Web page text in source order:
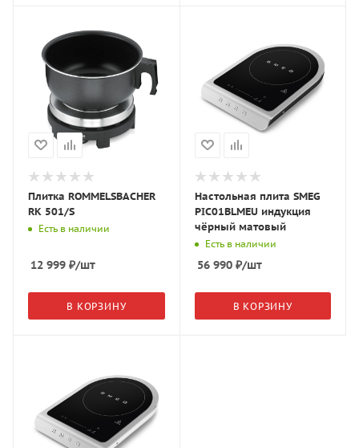
Плитка ROMMELSBACHER
RK 501/S
Есть в наличии
12 999 ₽/шт
В КОРЗИНУ
Настольная плита SMEG
PIC01BLMEU индукция
чёрный матовый
Есть в наличии
56 990₽/шт
В КОРЗИНУ